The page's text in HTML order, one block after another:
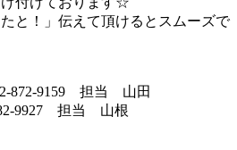
と！」伝えて頂けるとスムーズで
872-9159 担当 山田
9927 担当 山根